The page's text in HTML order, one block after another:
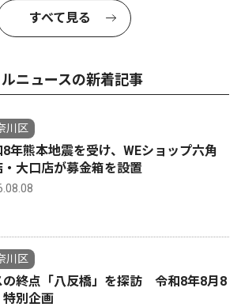
すべて見る
ニュースの新着記事
川区
年熊本地震を受け、WEショップ六角
・大口店が募金箱を設置
川区
の終点「八反橋」を探訪 令和8年8月8
別企画